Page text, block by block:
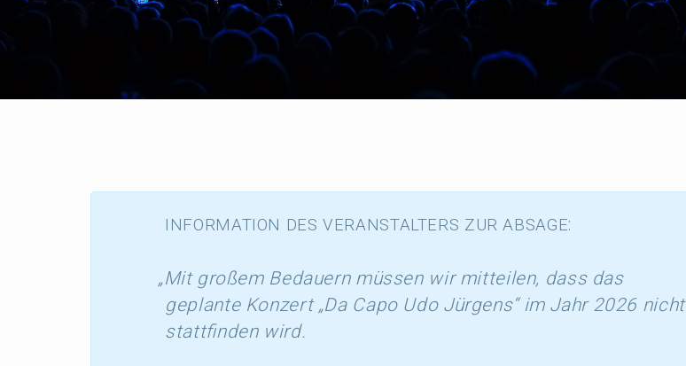
INFORMATION DES VERANSTALTERS ZUR ABSAGE:
„Mit großem Bedau­ern müssen wir mittei­len, dass das
geplan­te Konzert „Da Capo Udo Jürgens“ im Jahr 2026 nicht
statt­fin­den wird.